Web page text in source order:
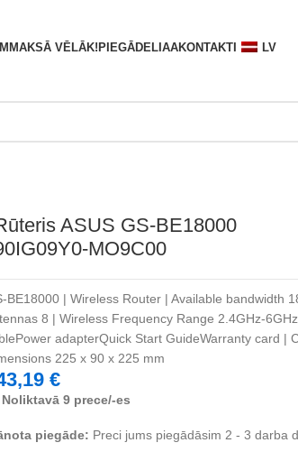
MAKSĀ VĒLĀK! PIEGĀDELIAAKONTAKTI LV
ASUS GS-BE18000
MO9C00
BE18000 | Wireless Router | Available bandwidth
8 | Wireless Frequency Range 2.4GHz-
adapterQuick Start GuideWarranty card |
225 x 90 x 225 mm
€
Noliktavā 9 prece/-es
piegāde: Preci jums piegādāsim 2 - 3 darba